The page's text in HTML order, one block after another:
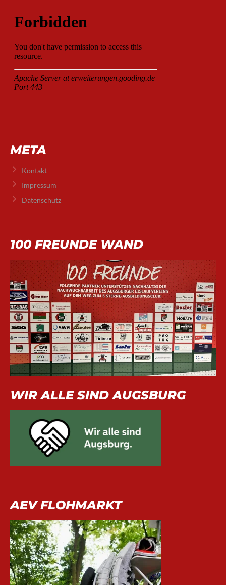
META
Kontakt
Impressum
Datenschutz
100 FREUNDE WAND
WIR ALLE SIND AUGSBURG
AEV FLOHMARKT